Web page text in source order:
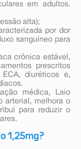
em adultos.
alta);
por dor
sanguíneo para
crônica estável,
prescritos
diuréticos e,
médica, Laio
arterial, melhora o
para reduzir o
1,25mg?